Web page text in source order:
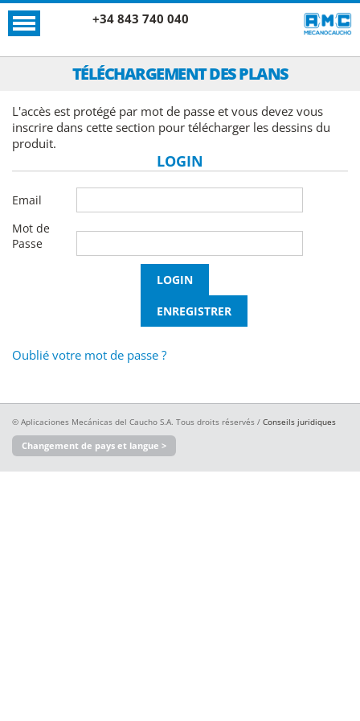
+34 843 740 040
TÉLÉCHARGEMENT DES PLANS
L'accès est protégé par mot de passe et vous devez vous
inscrire dans cette section pour télécharger les dessins du
produit.
LOGIN
Email
Mot de
Passe
Oublié votre mot de passe ?
© Aplicaciones Mecánicas del Caucho S.A. Tous droits réservés / Conseils juridiques
Changement de pays et langue >